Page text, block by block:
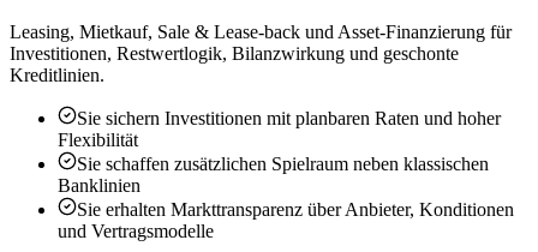
Leasing, Mietkauf, Sale & Lease-back und Asset-Finanzierung für
Investitionen, Restwertlogik, Bilanzwirkung und geschonte
Kreditlinien.
Sie sichern Investitionen mit planbaren Raten und hoher
Flexibilität
Sie schaffen zusätzlichen Spielraum neben klassischen
Banklinien
Sie erhalten Markttransparenz über Anbieter, Konditionen
und Vertragsmodelle